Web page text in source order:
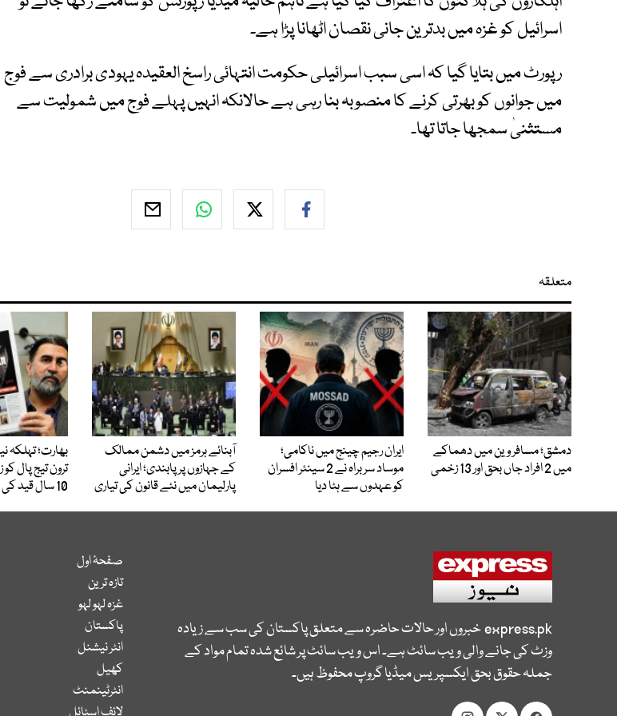
اسرائیل کو غزہ میں بدترین جانی نقصان اٹھانا پڑا ہے۔
رپورٹ میں بتایا گیا کہ اسی سبب اسرائیلی حکومت انتہائی راسخ العقیدہ یہودی برادری سے فوج
میں جوانوں کو بھرتی کرنے کا منصوبہ بنا رہی ہے حالانکہ انہیں پہلے فوج میں شمولیت سے
مستثنیٰ سمجھا جاتا تھا۔
متعلقہ
دمشق؛ مسافر وین میں دھماکے
میں 2 افراد جاں بحق اور 13 زخمی
ایران رجیم چینج میں ناکامی؛
موساد سربراہ نے 2 سینئر افسران
کو عہدوں سے ہٹا دیا
آبنائے ہرمز میں دشمن ممالک
کے جہازوں پر پابندی؛ ایرانی
پارلیمان میں نئے قانون کی تیاری
بھارت؛ تہلکہ
ترون تیج پال
10 سال قید کی سزا
express.pkخبروں اور حالات حاضرہ سے متعلق پاکستان کی سب سے زیادہ
وزٹ کی جانے والی ویب سائٹ ہے۔ اس ویب سائٹ پر شائع شدہ تمام مواد کے
جملہ حقوق بحق ایکسپریس میڈیا گروپ محفوظ ہیں۔
صفحۂ اول
تازہ ترین
غزہ لہو لہو
پاکستان
انٹر نیشنل
کھیل
انٹرٹینمنٹ